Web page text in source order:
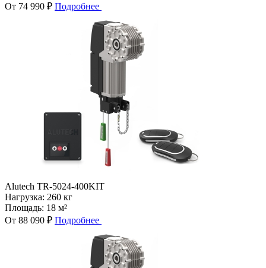
От 74 990 ₽ Подробнее
Alutech TR-5024-400KIT
Нагрузка: 260 кг
Площадь: 18 м²
От 88 090 ₽ Подробнее